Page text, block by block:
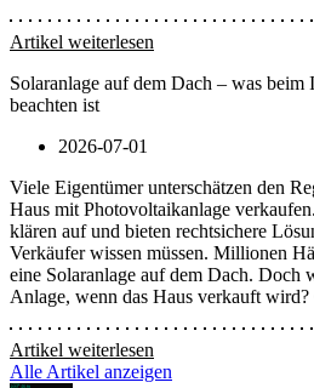
Artikel weiterlesen
Solaranlage auf dem Dach – was
beachten ist
2026-07-01
Viele Eigentümer unterschätzen den
Haus mit Photovoltaikanlage
klären auf und bieten rechtsichere
Verkäufer wissen müssen. Millionen
eine Solaranlage auf dem Dach. Doch
Anlage, wenn das Haus verkauft wird?
Artikel weiterlesen
Alle Artikel anzeigen